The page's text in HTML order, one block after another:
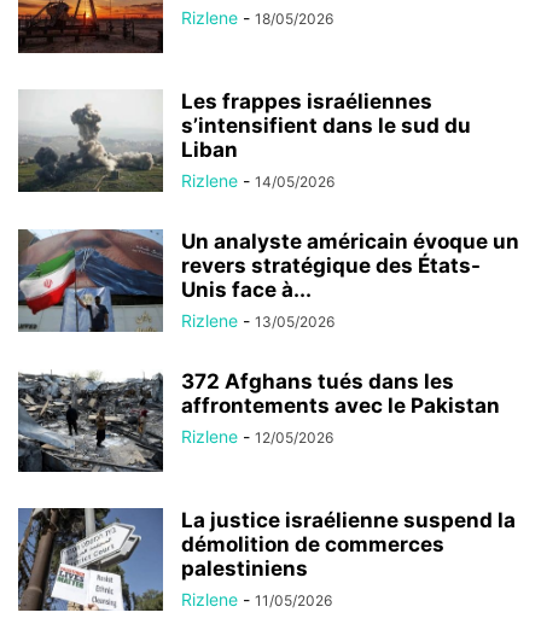
Rizlene - 18/05/2026
Les frappes israéliennes
s’intensifient dans le sud du
Liban
Rizlene - 14/05/2026
Un analyste américain évoque un
revers stratégique des États-
Unis face à...
Rizlene - 13/05/2026
372 Afghans tués dans les
affrontements avec le Pakistan
Rizlene - 12/05/2026
La justice israélienne suspend la
démolition de commerces
palestiniens
Rizlene - 11/05/2026